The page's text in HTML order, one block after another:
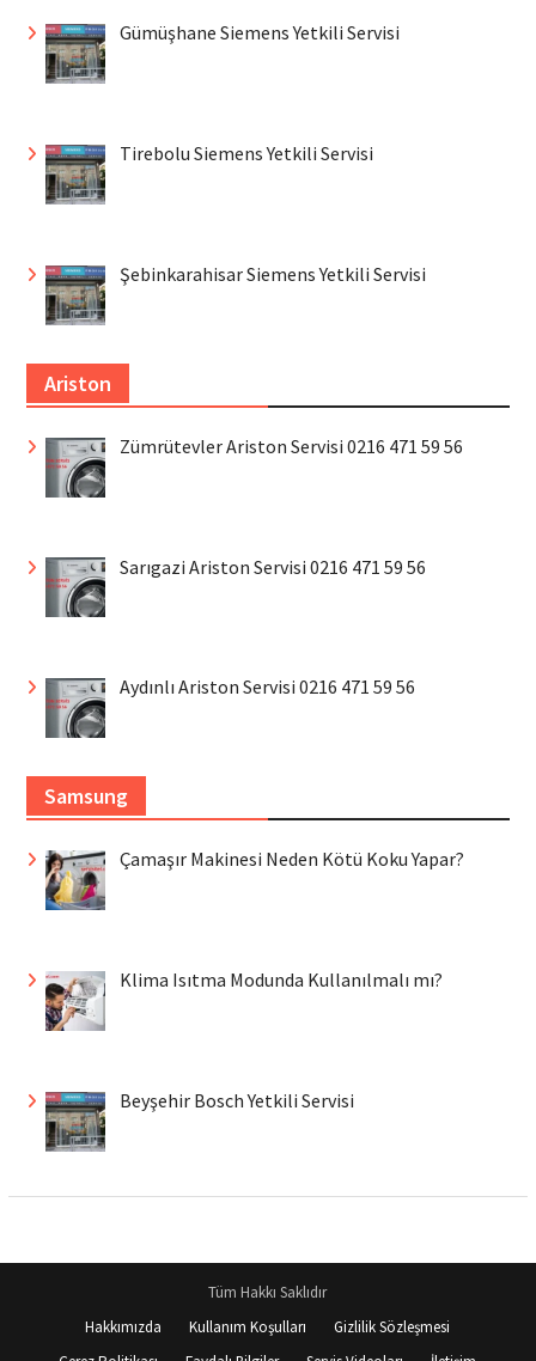
Gümüşhane Siemens Yetkili Servisi
Tirebolu Siemens Yetkili Servisi
Şebinkarahisar Siemens Yetkili Servisi
Ariston
Zümrütevler Ariston Servisi 0216 471 59 56
Sarıgazi Ariston Servisi 0216 471 59 56
Aydınlı Ariston Servisi 0216 471 59 56
Samsung
Çamaşır Makinesi Neden Kötü Koku Yapar?
Klima Isıtma Modunda Kullanılmalı mı?
Beyşehir Bosch Yetkili Servisi
Tüm Hakkı Saklıdır
Hakkımızda
Kullanım Koşulları
Gizlilik Sözleşmesi